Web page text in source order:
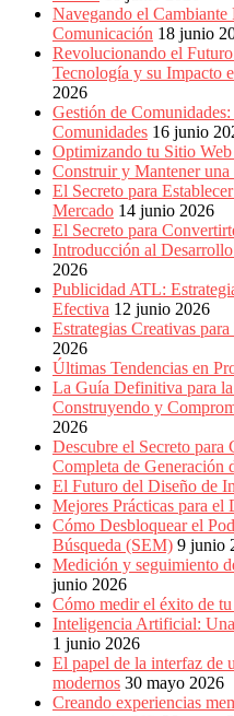
Navegando el Cambiante
Comunicación 18 junio
Revolucionando el
Tecnología y su Impacto
2026
Gestión de
Comunidades 16 junio
Optimizando tu Sitio
Construir y Mantener
El Secreto para
Mercado 14 junio 2026
El Secreto para
Introducción al
2026
Publicidad ATL:
Efectiva 12 junio 2026
Estrategias Creativas
2026
Últimas Tendencias en
La Guía Definitiva para
Construyendo y
2026
Descubre el Secreto para
Completa de Generación
El Futuro del Diseño de
Mejores Prácticas para el
Cómo Desbloquear el
Búsqueda (SEM) 9 junio
Medición y seguimiento
junio 2026
Cómo medir el éxito de
Inteligencia Artificial:
1 junio 2026
El papel de la interfaz de
modernos 30 mayo 2026
Creando experiencias